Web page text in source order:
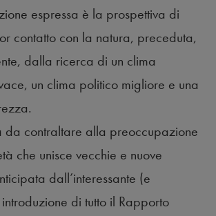
espressa è la prospettiva di
contatto con la natura, preceduta,
dalla ricerca di un clima
un clima politico migliore e una
da contraltare alla preoccupazione
che unisce vecchie e nuove
dall’interessante (e
di tutto il Rapporto